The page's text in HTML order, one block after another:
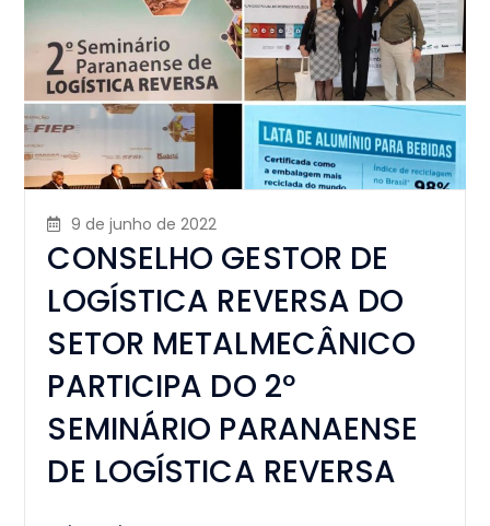
9 de junho de 2022
CONSELHO GESTOR DE
LOGÍSTICA REVERSA DO
SETOR METALMECÂNICO
PARTICIPA DO 2º
SEMINÁRIO PARANAENSE
DE LOGÍSTICA REVERSA